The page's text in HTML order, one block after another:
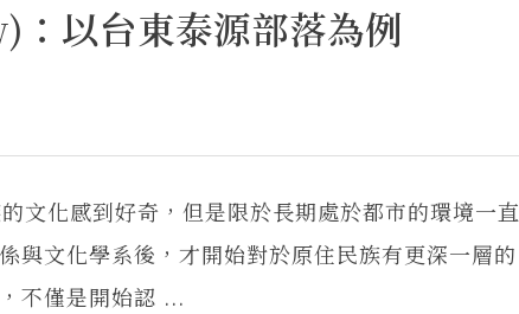
以台東泰源部落為例
文化感到好奇，但是限於長期處於都市的環境一直
與文化學系後，才開始對於原住民族有更深一層的
不僅是開始認 ...